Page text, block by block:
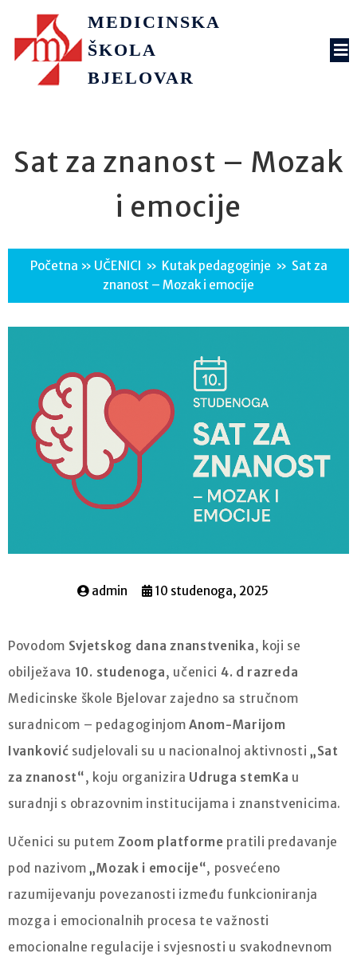
MEDICINSKA
ŠKOLA
BJELOVAR
Sat za znanost – Mozak
i emocije
Početna » UČENICI » Kutak pedagoginje » Sat za
znanost – Mozak i emocije
admin 10 studenoga, 2025
Povodom Svjetskog dana znanstvenika, koji se
obilježava 10. studenoga, učenici 4. d razreda
Medicinske škole Bjelovar zajedno sa stručnom
suradnicom – pedagoginjomAnom-Marijom
Ivanković sudjelovali su u nacionalnoj aktivnosti„Sat
za znanost“, koju organizira Udruga stemKa u
suradnji s obrazovnim institucijama i znanstvenicima.
Učenici su putem Zoom platforme pratili predavanje
pod nazivom„Mozak i emocije“, posvećeno
razumijevanju povezanosti između funkcioniranja
mozga i emocionalnih procesa te važnosti
emocionalne regulacije i svjesnosti u svakodnevnom